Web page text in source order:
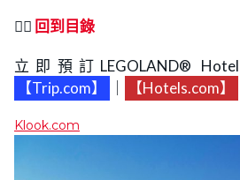
👉🏻 回到目錄
立即預訂LEGOLAND®
【Trip.com】
【Hotels.com】
Klook.com